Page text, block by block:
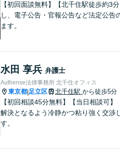
【初回面談無料】【北千住駅徒歩約3
し、電子公告・官報公告など法定公
ます。
水田 享兵 弁護士
Authense法律事務所 北千住オフィス
東京都|足立区 北千住駅 から徒歩5分
【初回相談45分無料】【当日相談可
解決となるよう冷静かつ粘り強く交渉
す。